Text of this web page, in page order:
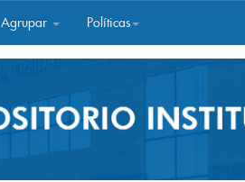
Agrupar Políticas